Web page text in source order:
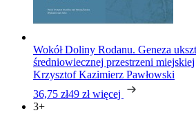
Wokół Doliny Rodanu. Geneza
średniowiecznej przestrzeni miejskiej
Krzysztof Kazimierz Pawłowski
36,75 zł49 zł więcej
3+